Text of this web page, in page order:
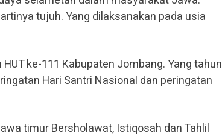
tujuh. Yang dilaksanakan pada usia
ke-111 Kabupaten Jombang. Yang tahun
Hari Santri Nasional dan peringatan
timur Bersholawat, Istiqosah dan Tahlil